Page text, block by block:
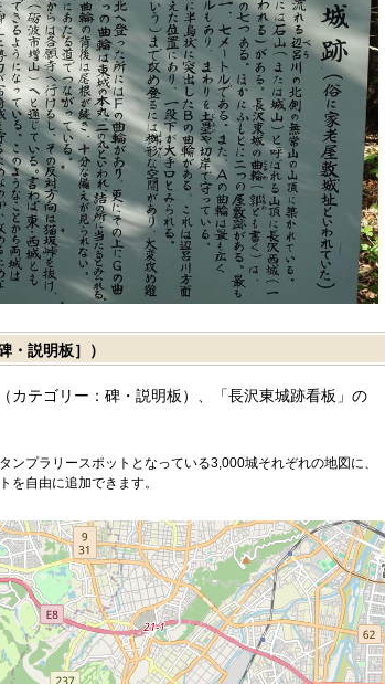
・説明板］）
カテゴリー：碑・説明板）、「長沢東城跡看板」の
ンプラリースポットとなっている3,000城それぞれの地図に、
を自由に追加できます。